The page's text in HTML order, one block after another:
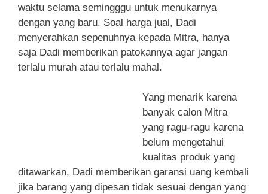
waktu selama semingggu untuk menukarnya
dengan yang baru. Soal harga jual, Dadi
menyerahkan sepenuhnya kepada Mitra, hanya
saja Dadi memberikan patokannya agar jangan
terlalu murah atau terlalu mahal.
Yang menarik karena
banyak calon Mitra
yang ragu-ragu karena
belum mengetahui
kualitas produk yang
ditawarkan, Dadi memberikan garansi uang kembali
jika barang yang dipesan tidak sesuai dengan yang